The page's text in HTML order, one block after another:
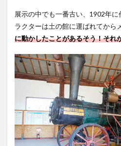
展示の中でも一番古い、1902年に
ラクターは土の館に運ばれてから
に動かしたことがあるそう！それ